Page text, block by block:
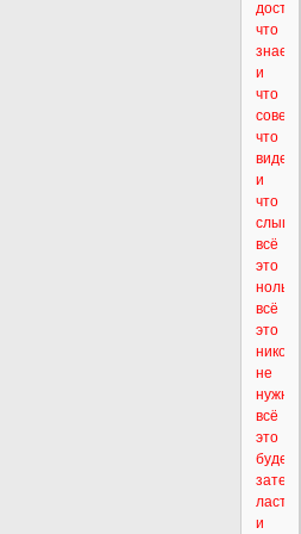
достиг,
что
и
что
что
видел
и
что
всё
это
ноль...
всё
это
не
всё
это
будет
и